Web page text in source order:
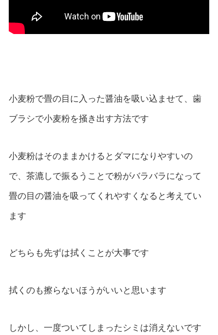
小麦粉で畳の目に入った醤油を吸い込ませて、歯
ブラシで小麦粉を掻き出す方法です
小麦粉はそのままかけるとダマになりやすいの
で、茶漉しで振るうことで粉がバラバラになって
畳の目の醤油を吸ってくれやすくなると考えてい
ます
どちらも先ずは拭くことが大事です
拭くのも擦らないほうがいいと思います
しかし、一度ついてしまったシミは消えないです